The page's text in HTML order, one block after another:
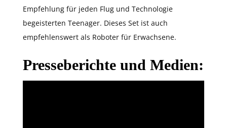
Empfehlung für jeden Flug und Technologie
begeisterten Teenager. Dieses Set ist auch
empfehlenswert als Roboter für Erwachsene.
Presseberichte und Medien: